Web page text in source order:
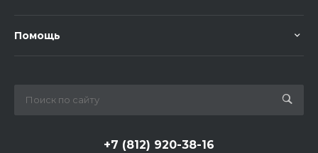
Помощь
+7 (812) 920-38-16